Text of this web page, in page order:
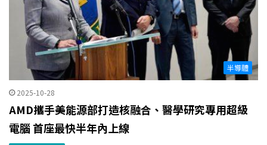
半導體
2025-10-28
AMD攜手美能源部打造核融合、醫學研究專用超級
電腦 首座最快半年內上線